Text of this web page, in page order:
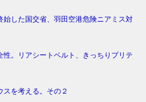
した国交省、羽田空港危険ニアミス対
。リアシートベルト、きっちりプリテ
スを考える。その２